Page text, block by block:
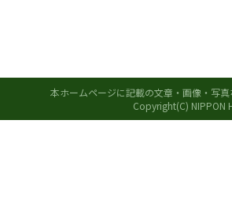
本ホームページに記載の文章・画像・写
Copyright(C) NIPPON